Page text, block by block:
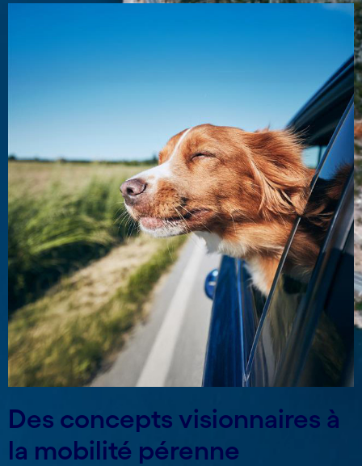
Des concepts visionnaires à
la mobilité pérenne